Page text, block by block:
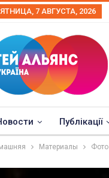
7 АВГУСТА, 2026
Публікації
Материалы Фото